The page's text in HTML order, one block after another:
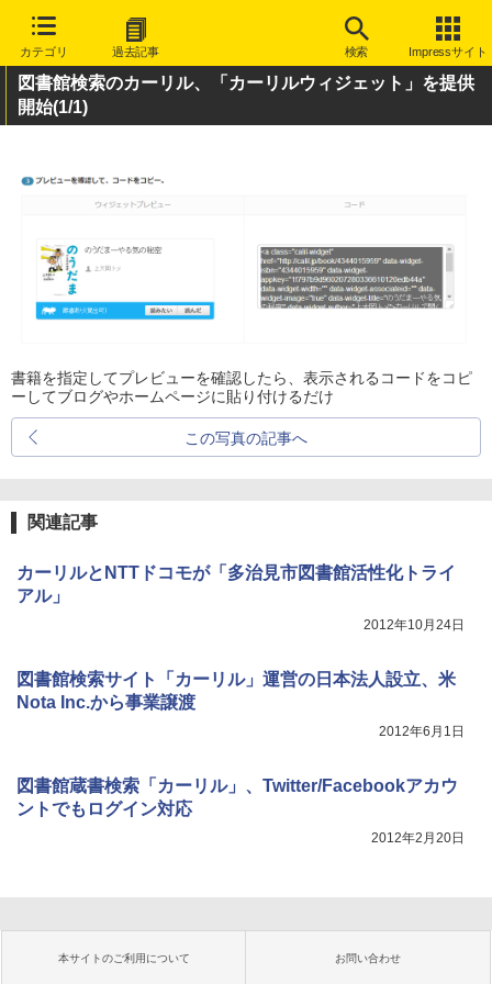
カテゴリ 過去記事 検索 Impressサイト
図書館検索のカーリル、「カーリルウィジェット」を提供
開始(1/1)
書籍を指定してプレビューを確認したら、表示されるコードをコピ
ーしてブログやホームページに貼り付けるだけ
この写真の記事へ
関連記事
カーリルとNTTドコモが「多治見市図書館活性化トライ
アル」
2012年10月24日
図書館検索サイト「カーリル」運営の日本法人設立、米
Nota Inc.から事業譲渡
2012年6月1日
図書館蔵書検索「カーリル」、Twitter/Facebookアカウ
ントでもログイン対応
2012年2月20日
本サイトのご利用について お問い合わせ